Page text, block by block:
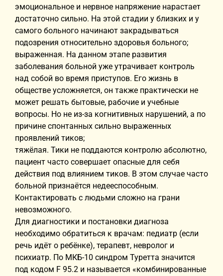
эмоциональное и нервное напряжение нарастает
достаточно сильно. На этой стадии у близких и у
самого больного начинают закрадываться
подозрения относительно здоровья больного;
выраженная. На данном этапе развития
заболевания больной уже утрачивает контроль
над собой во время приступов. Его жизнь в
обществе усложняется, он также практически не
может решать бытовые, рабочие и учебные
вопросы. Но не из-за когнитивных нарушений, а по
причине спонтанных сильно выраженных
проявлений тиков;
тяжёлая. Тики не поддаются контролю абсолютно,
пациент часто совершает опасные для себя
действия под влиянием тиков. В этом случае часто
больной признаётся недееспособным.
Контактировать с людьми сложно на грани
невозможного.
Для диагностики и постановки диагноза
необходимо обратиться к врачам: педиатр (если
речь идёт о ребёнке), терапевт, невролог и
психиатр. По МКБ-10 синдром Туретта значится
под кодом F 95.2 и называется «комбинированные